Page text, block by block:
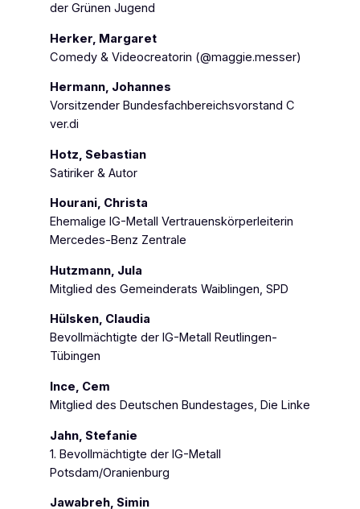
der Grünen Jugend
Herker, Margaret
Comedy & Videocreatorin (@maggie.messer)
Hermann, Johannes
Vorsitzender Bundesfachbereichsvorstand C
ver.di
Hotz, Sebastian
Satiriker & Autor
Hourani, Christa
Ehemalige IG-Metall Vertrauenskörperleiterin
Mercedes-Benz Zentrale
Hutzmann, Jula
Mitglied des Gemeinderats Waiblingen, SPD
Hülsken, Claudia
Bevollmächtigte der IG-Metall Reutlingen-
Tübingen
Ince, Cem
Mitglied des Deutschen Bundestages, Die Linke
Jahn, Stefanie
1. Bevollmächtigte der IG-Metall
Potsdam/Oranienburg
Jawabreh, Simin